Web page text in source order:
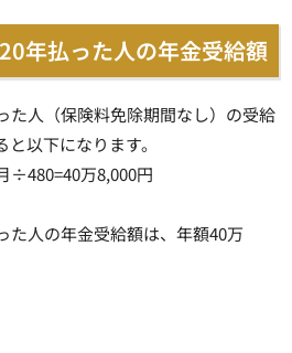
年払った人の年金受給額
た人（保険料免除期間なし）の受給
以下になります。
÷480=40万8,000円
人の年金受給額は、 年額40万